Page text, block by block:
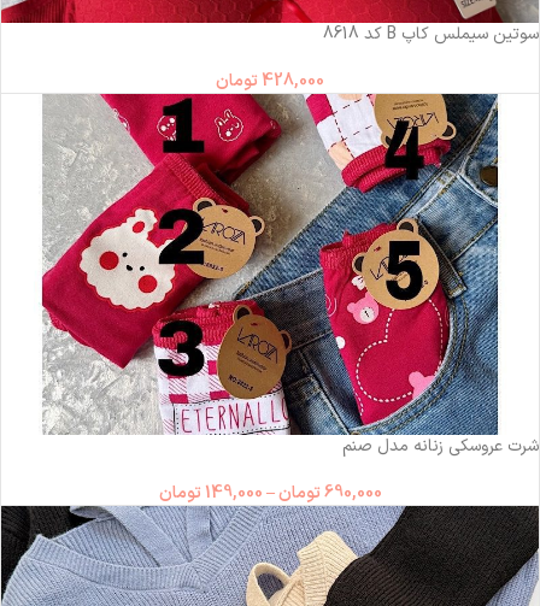
سوتین سیملس کاپ B کد 8618
428,000 تومان
شرت عروسکی زنانه مدل صنم
690,000تومان–
149,000 تومان